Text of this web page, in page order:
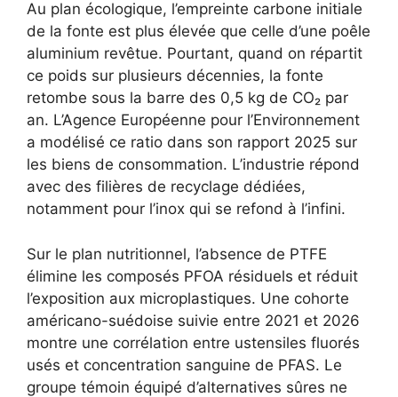
Au plan écologique, l’empreinte carbone initiale
de la fonte est plus élevée que celle d’une poêle
aluminium revêtue. Pourtant, quand on répartit
ce poids sur plusieurs décennies, la fonte
retombe sous la barre des 0,5 kg de CO₂ par
an. L’Agence Européenne pour l’Environnement
a modélisé ce ratio dans son rapport 2025 sur
les biens de consommation. L’industrie répond
avec des filières de recyclage dédiées,
notamment pour l’inox qui se refond à l’infini.
Sur le plan nutritionnel, l’absence de PTFE
élimine les composés PFOA résiduels et réduit
l’exposition aux microplastiques. Une cohorte
américano-suédoise suivie entre 2021 et 2026
montre une corrélation entre ustensiles fluorés
usés et concentration sanguine de PFAS. Le
groupe témoin équipé d’alternatives sûres ne